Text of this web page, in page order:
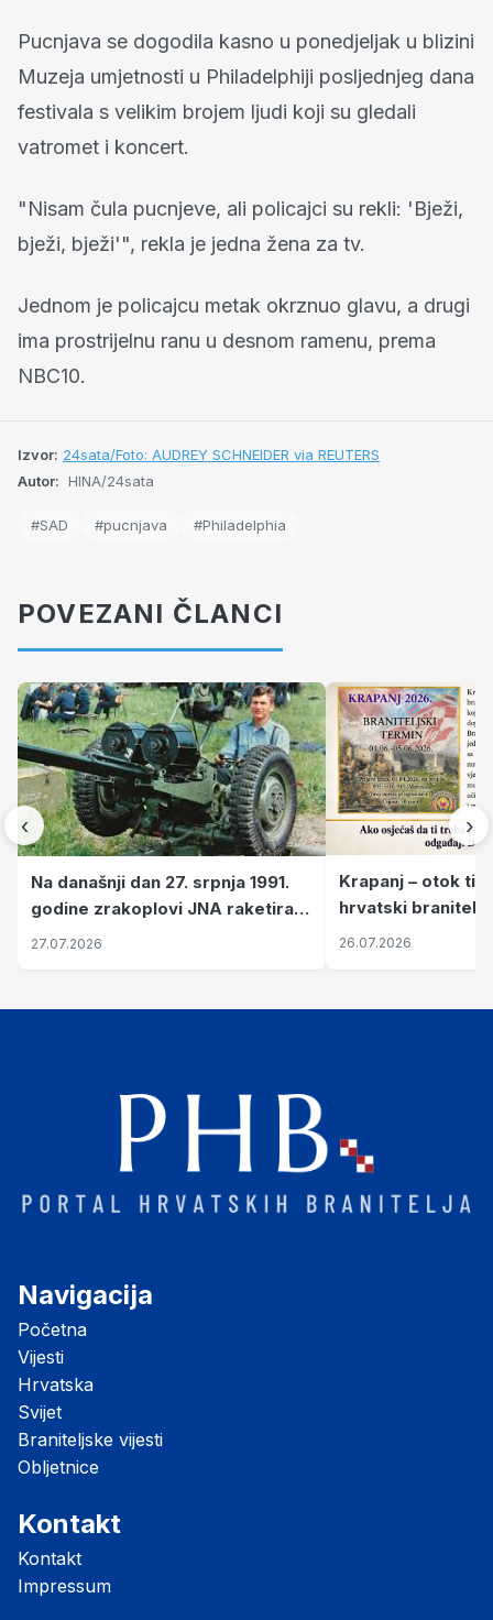
Pucnjava se dogodila kasno u ponedjeljak u blizini
Muzeja umjetnosti u Philadelphiji posljednjeg dana
festivala s velikim brojem ljudi koji su gledali
vatromet i koncert.
"Nisam čula pucnjeve, ali policajci su rekli: 'Bježi,
bježi, bježi'", rekla je jedna žena za tv.
Jednom je policajcu metak okrznuo glavu, a drugi
ima prostrijelnu ranu u desnom ramenu, prema
NBC10.
Izvor: 24sata/Foto: AUDREY SCHNEIDER via REUTERS
Autor: HINA/24sata
#SAD #pucnjava #Philadelphia
POVEZANI ČLANCI
‹
Na današnji dan 27. srpnja 1991.
godine zrakoplovi JNA raketirali
su vojarnu i obučni centar "Nikola
27.07.2026
Krapanj – otok
hrvatski branitelji
pronalaze mir
26.07.2026
›
Navigacija
Početna
Vijesti
Hrvatska
Svijet
Braniteljske vijesti
Obljetnice
Kontakt
Kontakt
Impressum